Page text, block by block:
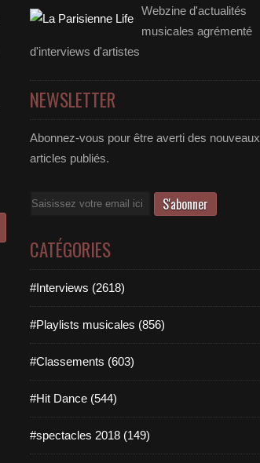
Webzine d'actualités
musicales agrémenté
d'interviews d'artistes
NEWSLETTER
Abonnez-vous pour être averti des nouveaux
articles publiés.
Email
CATÉGORIES
#Interviews (2618)
#Playlists musicales (856)
#Classements (603)
#Hit Dance (544)
#spectacles 2018 (149)